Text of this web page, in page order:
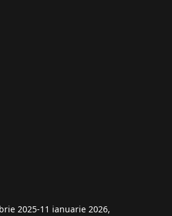
2025-11 ianuarie 2026,